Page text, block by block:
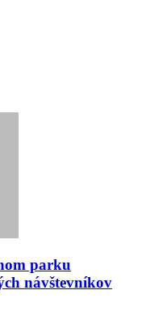
parku
návštevníkov